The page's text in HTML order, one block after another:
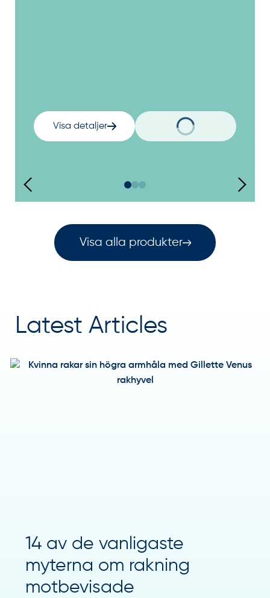
Visa detaljer
Visa alla produkter
Latest Articles
14 av de vanligaste
myterna om rakning
motbevisade